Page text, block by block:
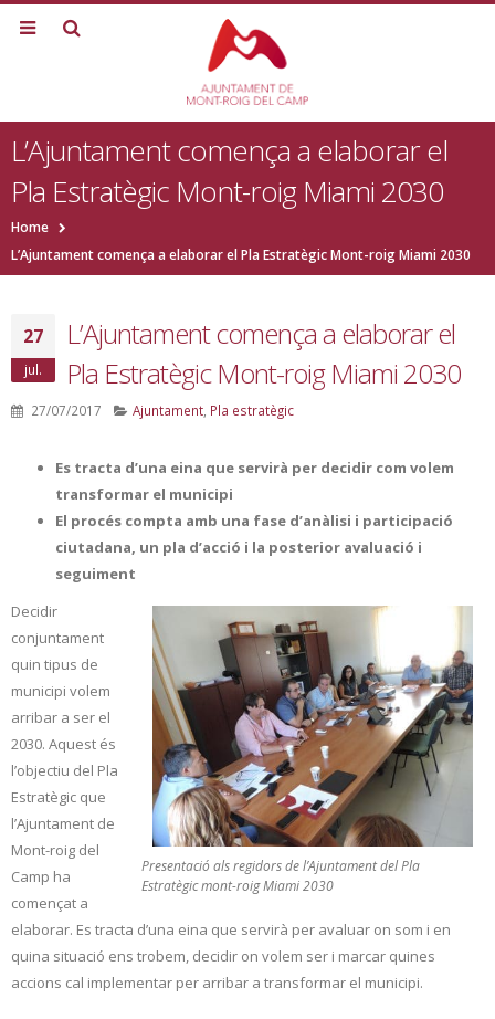
L’Ajuntament comença a elaborar el
Pla Estratègic Mont-roig Miami 2030
Home
L’Ajuntament comença a elaborar el Pla Estratègic Mont-roig Miami 2030
27
jul.
L’Ajuntament comença a elaborar el
Pla Estratègic Mont-roig Miami 2030
27/07/2017 Ajuntament Pla estratègic
Es tracta d’una eina que servirà per decidir com volem
transformar el municipi
El procés compta amb una fase d’anàlisi i participació
ciutadana, un pla d’acció i la posterior avaluació i
seguiment
Presentació als regidors de l’Ajuntament del Pla
Estratègic mont-roig Miami 2030
Decidir
conjuntament
quin tipus de
municipi volem
arribar a ser el
2030. Aquest és
l’objectiu del Pla
Estratègic que
l’Ajuntament de
Mont-roig del
Camp ha
començat a
elaborar. Es tracta d’una eina que servirà per avaluar on som i en
quina situació ens trobem, decidir on volem ser i marcar quines
accions cal implementar per arribar a transformar el municipi.